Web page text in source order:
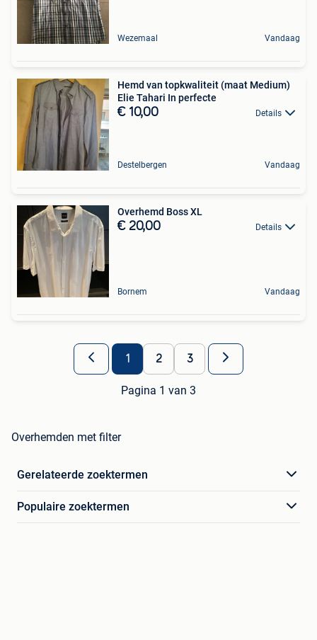
Wezemaal Vandaag
Hemd van topkwaliteit (maat Medium)
Elie Tahari In perfecte
€ 10,00 Details
Destelbergen Vandaag
Overhemd Boss XL
€ 20,00 Details
Bornem Vandaag
1 2 3
Pagina 1 van 3
Overhemden met filter
Gerelateerde zoektermen
Populaire zoektermen